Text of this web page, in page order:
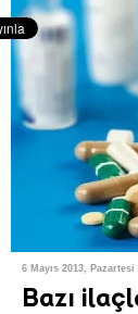
6 Mayıs 2013, Pazartesi
Bazı